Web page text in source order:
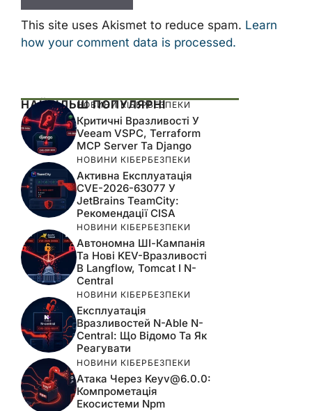
This site uses Akismet to reduce spam. Learn
how your comment data is processed.
НАЙБІЛЬШ ПОПУЛЯРНІ
НОВИНИ КІБЕРБЕЗПЕКИ
Критичні Вразливості У
Veeam VSPC, Terraform
MCP Server Та Django
НОВИНИ КІБЕРБЕЗПЕКИ
Активна Експлуатація
CVE-2026-63077 У
JetBrains TeamCity:
Рекомендації CISA
НОВИНИ КІБЕРБЕЗПЕКИ
Автономна ШІ-Кампанія
Та Нові KEV-Вразливості
В Langflow, Tomcat І N-
Central
НОВИНИ КІБЕРБЕЗПЕКИ
Експлуатація
Вразливостей N-Able N-
Central: Що Відомо Та Як
Реагувати
НОВИНИ КІБЕРБЕЗПЕКИ
Атака Через Keyv@6.0.0:
Компрометація
Екосистеми Npm